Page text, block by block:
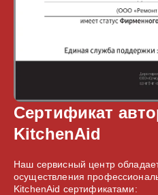
Сертификат
KitchenAid
Наш сервисный центр
осуществления
KitchenAid сертификатами: